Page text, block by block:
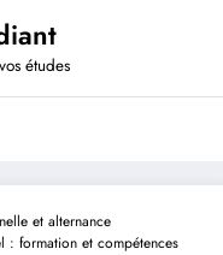
études
et alternance
: formation et compétences